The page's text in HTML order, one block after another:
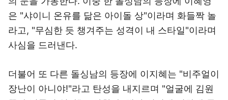
은 "샤이니 온유를 닮은 아이돌 상"이라며 화들짝 놀
라고, "무심한 듯 챙겨주는 성격이 내 스타일"이라며
사심을 드러낸다.
더불어 또 다른 돌싱남의 등장에 이지혜는 "비주얼이
장난이 아니야!"라고 탄성을 내지르며 "얼굴에 김원